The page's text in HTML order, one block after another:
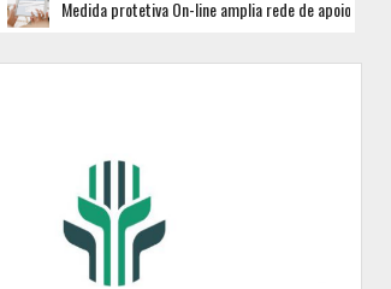
Medida protetiva On-line amplia rede de apoio e segurança